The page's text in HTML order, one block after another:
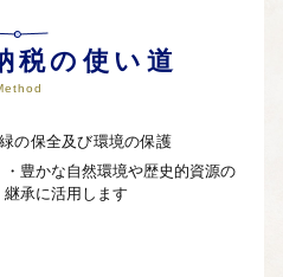
税の使い道
緑の保全及び環境の保護
・豊かな自然環境や歴史的資源の
継承に活用します